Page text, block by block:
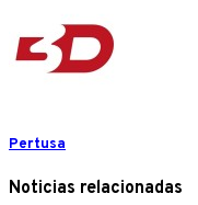
Pertusa
Noticias relacionadas